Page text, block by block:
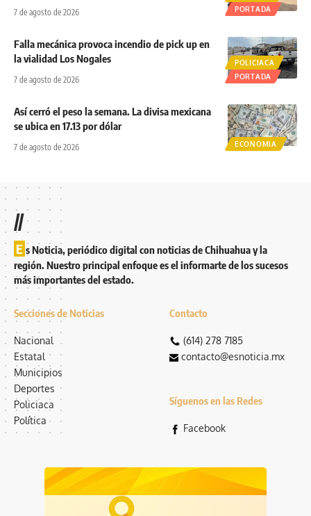
PORTADA
7 de agosto de 2026
POLICIACA
PORTADA
Falla mecánica provoca incendio de pick up en
la vialidad Los Nogales
7 de agosto de 2026
ECONOMIA
Así cerró el peso la semana. La divisa mexicana
se ubica en 17.13 por dólar
7 de agosto de 2026
//
E s Noticia, periódico digital con noticias de Chihuahua y la
región. Nuestro principal enfoque es el informarte de los sucesos
más importantes del estado.
Secciones de Noticias
Nacional
Estatal
Municipios
Deportes
Policiaca
Política
Contacto
(614) 278 7185
contacto@esnoticia.mx
Síguenos en las Redes
Facebook